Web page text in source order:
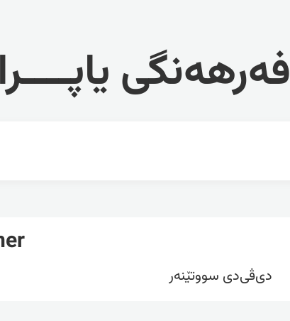
فەرهەنگی
دی‌ڤی‌دی سووتێنه‌ر